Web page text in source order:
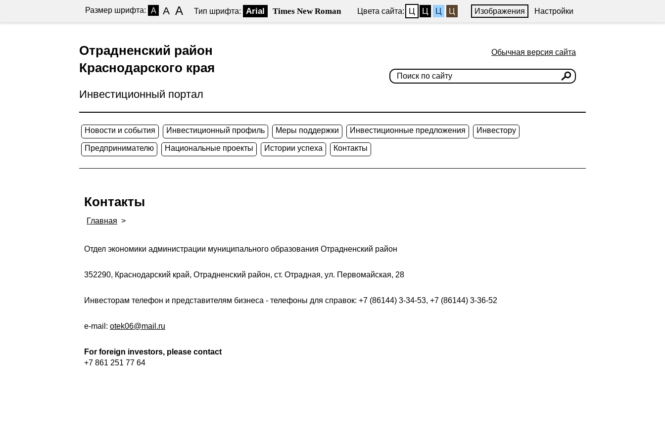
Размер шрифта: A A A Тип шрифта: Arial Times New Roman Цвета сайта: Ц Ц Ц Ц Изображения Настройки
Отрадненский район
Краснодарского края
Инвестиционный портал
Обычная версия сайта
Новости и события Инвестиционный профиль Меры поддержки Инвестиционные предложения Инвестору
Предпринимателю Национальные проекты Истории успеха Контакты
Контакты
Главная >
Отдел экономики администрации муниципального образования Отрадненский район
352290, Краснодарский край, Отрадненский район, ст. Отрадная, ул. Первомайская, 28
Инвесторам телефон и представителям бизнеса - телефоны для справок: +7 (86144) 3-34-53, +7 (86144) 3-36-52
e-mail: otek06@mail.ru
For foreign investors, please contact
+7 861 251 77 64